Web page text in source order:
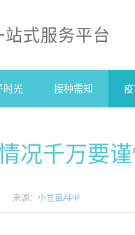
式服务平台
时光 接种需知
况千万要
来源： 小豆苗APP